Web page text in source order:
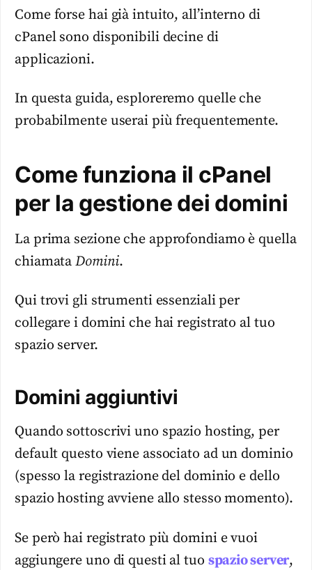
Come forse hai già intuito, all’interno di
cPanel sono disponibili decine di
applicazioni.
In questa guida, esploreremo quelle che
probabilmente userai più frequentemente.
Come funziona il cPanel
per la gestione dei domini
La prima sezione che approfondiamo è quella
chiamataDomini.
Qui trovi gli strumenti essenziali per
collegare i domini che hai registrato al tuo
spazio server.
Domini aggiuntivi
Quando sottoscrivi uno spazio hosting, per
default questo viene associato ad un dominio
(spesso la registrazione del dominio e dello
spazio hosting avviene allo stesso momento).
Se però hai registrato più domini e vuoi
aggiungere uno di questi al tuo spazio server,